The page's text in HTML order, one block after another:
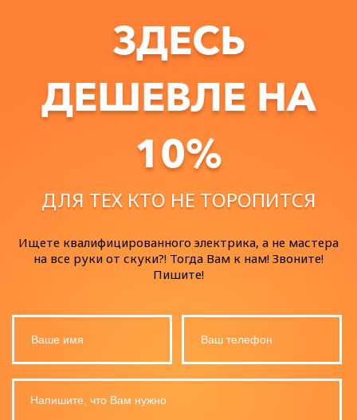
ЗДЕСЬ
ДЕШЕВЛЕ НА
10%
ДЛЯ ТЕХ КТО НЕ ТОРОПИТСЯ
Ищете квалифицированного электрика, а не мастера
на все руки от скуки?! Тогда Вам к нам! Звоните!
Пишите!